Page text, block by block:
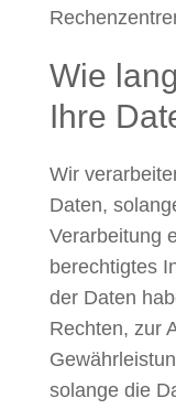
Wie
Ihre
Wir
Daten,
Verarbeitung
berechtigtes
der Daten
Rechten, zur
solange die